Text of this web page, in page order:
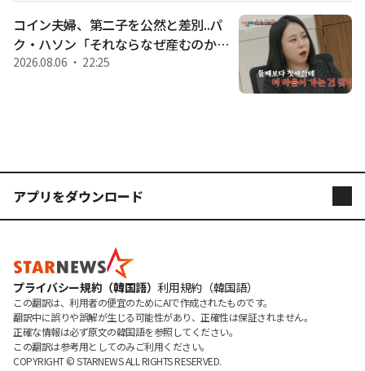
コイン夫婦、第二子を公然と差別..パ
ク・ハソン「それならなぜ産むのか」
怒り [イ・スクキャンビョルビョルTV]
2026.08.06 ・ 22:25
アプリをダウンロード
STARPOLL
プライバシー規約（韓国語） 利用規約（韓国語）
この翻訳は、利用者の便宜のためにAIで作成されたものです。
翻訳中に誤りや誤解が生じる可能性があり、正確性は保証されません。
正確な情報は必ず原文の韓国語を参照してください。
この翻訳は参考用としてのみご利用ください。
COPYRIGHT © STARNEWS ALL RIGHTS RESERVED.